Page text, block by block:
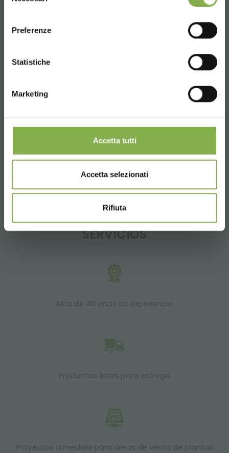
Preferenze
Statistiche
Marketing
Accetta tutti
Accetta selezionati
Rifiuta
Teléfono
De lunes a viernes
08:30 - 13:00
+39 0376 960311
SERVICIOS
Más de 40 años de experiencia
Productos listos para entrega
Proyectos a medida para áreas de venta de plantas